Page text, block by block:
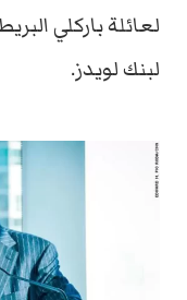
لعائلة باركلي
لبنك لويدز.